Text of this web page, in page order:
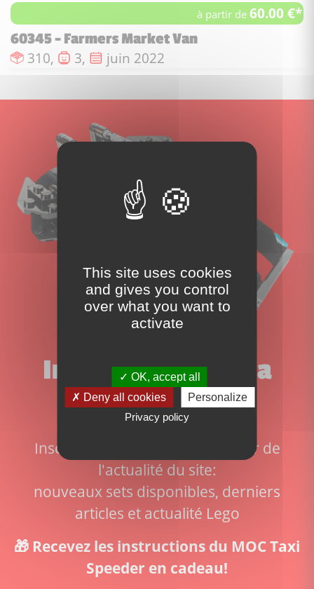
à partir de60.00 €*
60345 - Farmers Market Van
Nombre de pièces :
310, Nombre de figurines :
3, Date de sortie :
juin 2022
Inscrivez-vous à la
newsletter!
Inscrivez-vous pour ne rien rater de
l'actualité du site:
nouveaux sets disponibles, derniers
articles et actualité Lego
🎁 Recevez les instructions du MOC Taxi
Speeder en cadeau!
This site uses cookies
and gives you control
over what you want to
activate
OK, accept all
Deny all cookies
Personalize
Privacy policy